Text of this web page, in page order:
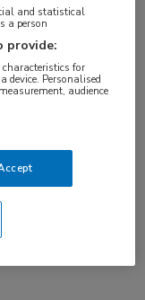
and statistical
a person
provide:
characteristics for
device. Personalised
audience